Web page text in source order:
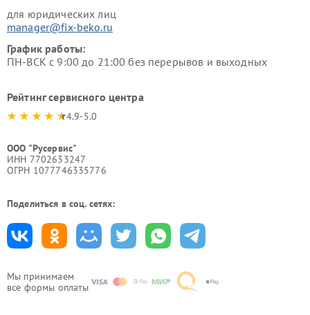
Мы принимаем
все формы оплаты
для юридических лиц
manager@fix-beko.ru
График работы:
ПН-ВСК с 9:00 до 21:00 без перерывов и выходных
Рейтинг сервисного центра
4.9-5.0
ООО "Русервис"
ИНН 7702633247
ОГРН 1077746335776
Поделиться в соц. сетях: